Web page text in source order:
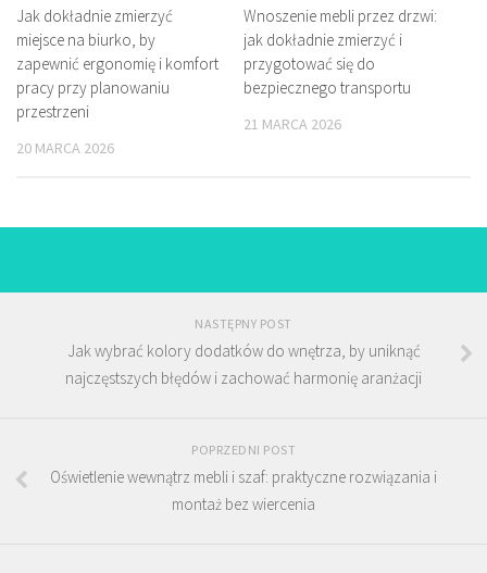
Jak dokładnie zmierzyć
miejsce na biurko, by
zapewnić ergonomię i komfort
pracy przy planowaniu
przestrzeni
20 MARCA 2026
Wnoszenie mebli przez drzwi:
jak dokładnie zmierzyć i
przygotować się do
bezpiecznego transportu
21 MARCA 2026
NASTĘPNY POST
Jak wybrać kolory dodatków do wnętrza, by uniknąć
najczęstszych błędów i zachować harmonię aranżacji
POPRZEDNI POST
Oświetlenie wewnątrz mebli i szaf: praktyczne rozwiązania i
montaż bez wiercenia